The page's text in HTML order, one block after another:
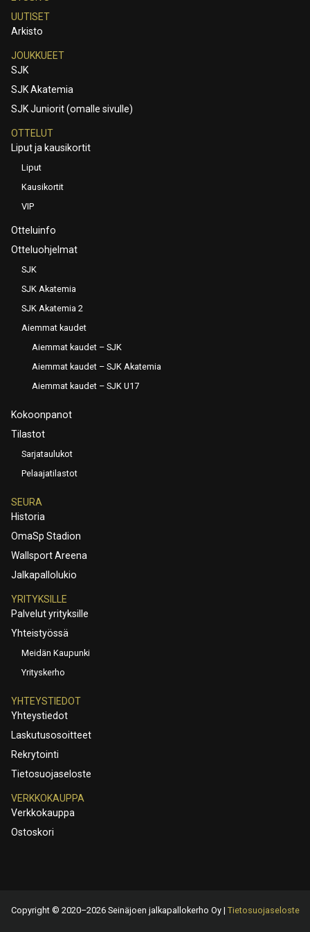
UUTISET
Arkisto
JOUKKUEET
SJK
SJK Akatemia
SJK Juniorit (omalle sivulle)
OTTELUT
Liput ja kausikortit
Liput
Kausikortit
VIP
Otteluinfo
Otteluohjelmat
SJK
SJK Akatemia
SJK Akatemia 2
Aiemmat kaudet
Aiemmat kaudet – SJK
Aiemmat kaudet – SJK Akatemia
Aiemmat kaudet – SJK U17
Kokoonpanot
Tilastot
Sarjataulukot
Pelaajatilastot
SEURA
Historia
OmaSp Stadion
Wallsport Areena
Jalkapallolukio
YRITYKSILLE
Palvelut yrityksille
Yhteistyössä
Meidän Kaupunki
Yrityskerho
YHTEYSTIEDOT
Yhteystiedot
Laskutusosoitteet
Rekrytointi
Tietosuojaseloste
VERKKOKAUPPA
Verkkokauppa
Ostoskori
Copyright © 2020–2026 Seinäjoen jalkapallokerho Oy | Tietosuojaseloste